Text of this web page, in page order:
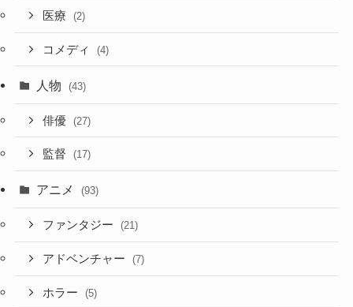
医療 (2)
コメディ (4)
人物 (43)
俳優 (27)
監督 (17)
アニメ (93)
ファンタジー (21)
アドベンチャー (7)
ホラー (5)